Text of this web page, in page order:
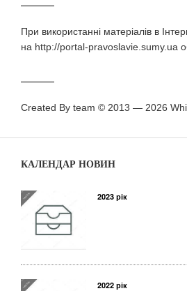
При використаннi матерiалiв в
на http://portal-pravoslavie.sumy.ua
Created By team © 2013 — 2026
КАЛЕНДАР НОВИН
2023 рік
2022 рік